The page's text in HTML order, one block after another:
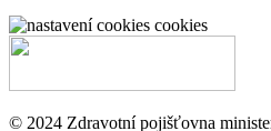
cookies
© 2024 Zdravotní pojišťovna